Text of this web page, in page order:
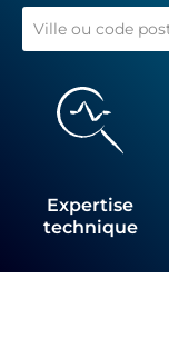
Expertise
technique